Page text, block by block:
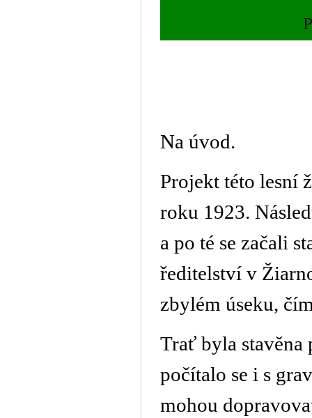
Na úvod.
Projekt této lesní
roku 1923.
a po té se začali
ředitelství v
zbylém úseku,
Trať byla
počítalo se i s
mohou